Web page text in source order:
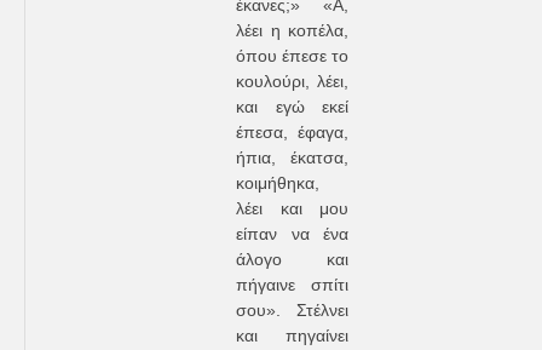
έκανες;» «Α,
λέει η κοπέλα,
όπου έπεσε το
κουλούρι, λέει,
και εγώ εκεί
έπεσα, έφαγα,
ήπια, έκατσα,
κοιμήθηκα,
λέει και μου
είπαν να ένα
άλογο και
πήγαινε σπίτι
σου». Στέλνει
και πηγαίνει